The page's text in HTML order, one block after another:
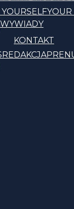
YOUR
KONTAKT
REDAKCJA
WYWIADY